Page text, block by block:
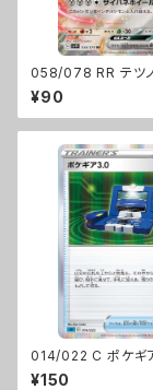
058/078 RR テツ
¥90
014/022 C ポケギ
[D]
¥150